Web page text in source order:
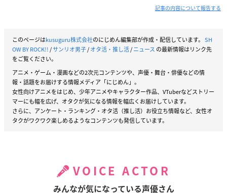
記事の内容について報告する
このページはkusuguru株式会社のにじめん編集部が作成・配信しています。 SH
OW BY ROCK!!/サンリオ男子/オタ活・推し活/ニュース の最新情報はリンク先
をご覧ください。
アニメ・ゲーム・漫画などの2次元コンテンツや、声優・舞台・俳優などの情
報・話題をお届けする情報メディア「にじめん」。
女性向けアニメをはじめ、少年アニメやキャラクター作品、VTuberなどストリー
マーにも幅を広げ、オタクが気になる情報を幅広くお届けしています。
さらに、アンケート・ランキング・オタ活（推し活）お役立ち情報など、女性オ
タクがワクワク楽しめるようなコンテンツも発信しています。
VOICE ACTOR
みんなが気になっている声優さん